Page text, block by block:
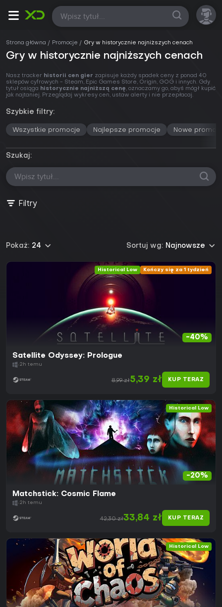
Wszystkie
Strona główna Promocje Gry w historycznie najniższych cenach
Gry w historycznie najniższych cenach
Nasz tracker historii cen gier zapisuje każdy spadek ceny z ponad 40
sklepów cyfrowych - Steam, Epic Games Store, Origin, GOG i innych. Gdy
tytuł osiąga historycznie najniższą cenę, oznaczamy go, abyś mógł kupić
jak najtaniej. Przeglądaj wykresy cen, ustaw alerty i nie przepłacaj.
Szybkie filtry:
Wszystkie promocje Najlepsze promocje Nowe
Szukaj:
Filtry
Sortuj wg: Najnowsze
Pokaż: 24
Historical Low Kończy się za 1 tydzień
-40%
Satellite Odyssey: Prologue
2h temu
8,99 zł5,39 zł KUP TERAZ
Historical Low
-20%
Matchstick: Cosmic Flame
2h temu
42,30 zł33,84 zł KUP TERAZ
Historical Low